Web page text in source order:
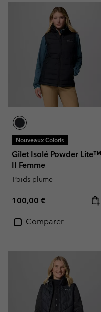
Nouveaux Coloris
Gilet Isolé Powder Lite™
II Femme
Poids plume
Regular price:
100,00 €
Comparer